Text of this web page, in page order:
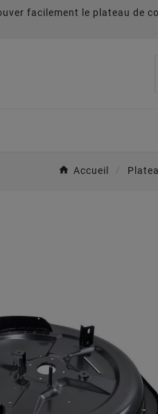
facilement le plateau de
Accueil